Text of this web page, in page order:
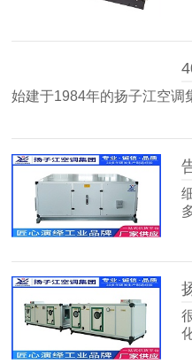
始建于1984年的扬子江空